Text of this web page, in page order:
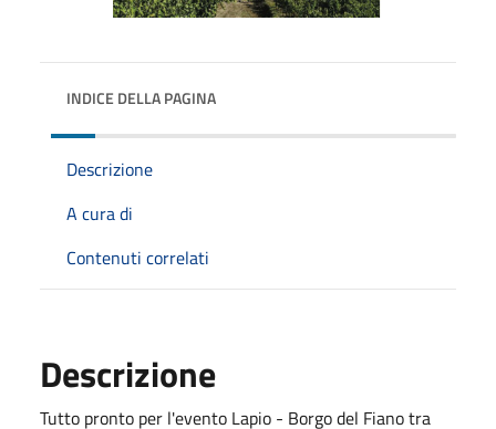
INDICE DELLA PAGINA
Descrizione
A cura di
Contenuti correlati
Descrizione
Tutto pronto per l'evento Lapio - Borgo del Fiano tra